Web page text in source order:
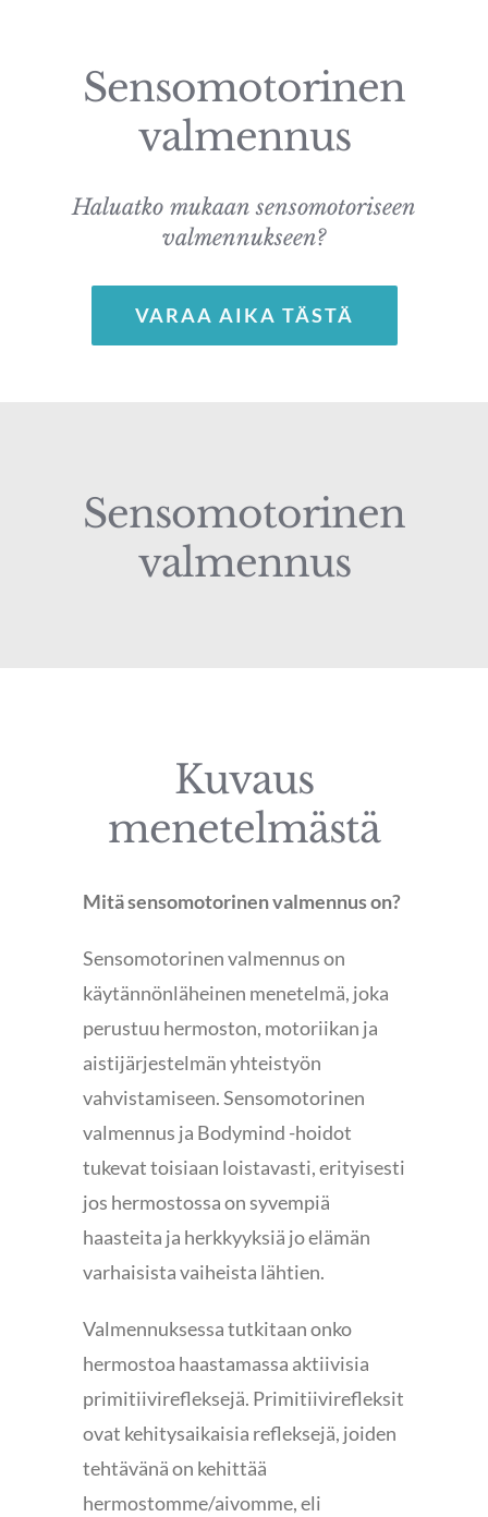
Sensomotorinen
valmennus
Haluatko mukaan sensomotoriseen
valmennukseen?
VARAA AIKA TÄSTÄ
Sensomotorinen
valmennus
Kuvaus
menetelmästä
Mitä sensomotorinen valmennus on?
Sensomotorinen valmennus on
käytännönläheinen menetelmä, joka
perustuu hermoston, motoriikan ja
aistijärjestelmän yhteistyön
vahvistamiseen. Sensomotorinen
valmennus ja Bodymind -hoidot
tukevat toisiaan loistavasti, erityisesti
jos hermostossa on syvempiä
haasteita ja herkkyyksiä jo elämän
varhaisista vaiheista lähtien.
Valmennuksessa tutkitaan onko
hermostoa haastamassa aktiivisia
primitiivirefleksejä. Primitiivirefleksit
ovat kehitysaikaisia refleksejä, joiden
tehtävänä on kehittää
hermostomme/aivomme, eli